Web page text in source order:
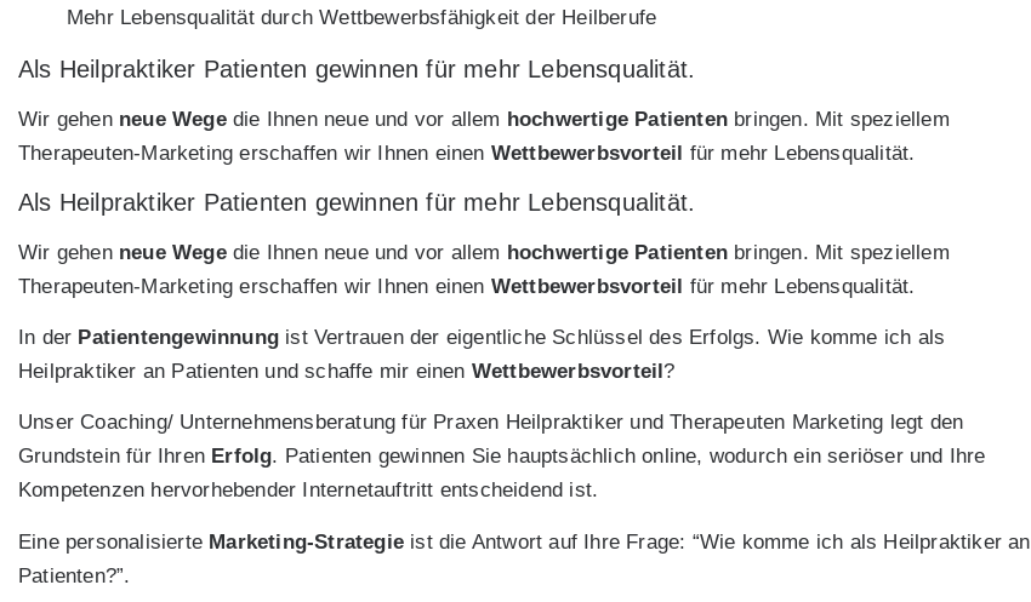
Mehr Lebensqualität durch Wettbewerbsfähigkeit der Heilberufe
Als Heilpraktiker Patienten gewinnen für mehr Lebensqualität.
Wir gehen neue Wegedie Ihnen neue und vor allem hochwertige Patienten bringen. Mit speziellem
Therapeuten-Marketing erschaffen wir Ihnen einen Wettbewerbsvorteil für mehr Lebensqualität.
Als Heilpraktiker Patienten gewinnen für mehr Lebensqualität.
Wir gehen neue Wegedie Ihnen neue und vor allem hochwertige Patienten bringen. Mit speziellem
Therapeuten-Marketing erschaffen wir Ihnen einen Wettbewerbsvorteil für mehr Lebensqualität.
In der Patientengewinnung ist Vertrauen der eigentliche Schlüssel des Erfolgs. Wie komme ich als
Heilpraktiker an Patienten und schaffe mir einen Wettbewerbsvorteil?
Unser Coaching/ Unternehmensberatung für Praxen Heilpraktiker und Therapeuten Marketing legt den
Grundstein für Ihren Erfolg. Patienten gewinnen Sie hauptsächlich online, wodurch ein seriöser und Ihre
Kompetenzen hervorhebender Internetauftritt entscheidend ist.
Eine personalisierte Marketing-Strategie ist die Antwort auf Ihre Frage: “Wie komme ich als Heilpraktiker an
Patienten?”.